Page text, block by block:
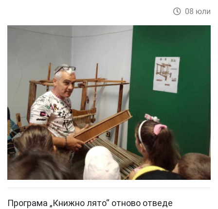
08 юли
Програма „Книжно лято“ отново отведе